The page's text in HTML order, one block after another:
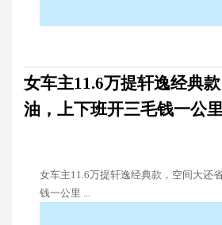
女车主11.6万提轩逸经典
油，上下班开三毛钱一公
女车主11.6万提轩逸经典款，空间大还
钱一公里 ...